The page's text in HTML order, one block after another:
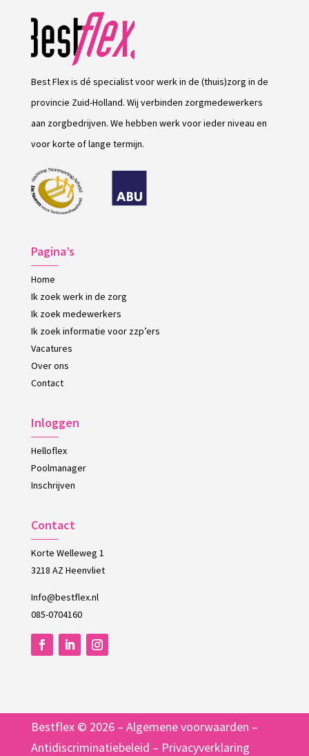
Best Flex is dé specialist voor werk in de (thuis)zorg in de
provincie Zuid-Holland. Wij verbinden zorgmedewerkers
aan zorgbedrijven. We hebben werk voor ieder niveau en
voor korte of lange termijn.
Pagina’s
Home
Ik zoek werk in de zorg
Ik zoek medewerkers
Ik zoek informatie voor zzp’ers
Vacatures
Over ons
Contact
Inloggen
Helloflex
Poolmanager
Inschrijven
Contact
Korte Welleweg 1
3218 AZ Heenvliet
Info@bestflex.nl
085-0704160
Bestflex © 2026 – Algemene voorwaarden –
Antidiscriminatiebeleid – Privacyverklaring